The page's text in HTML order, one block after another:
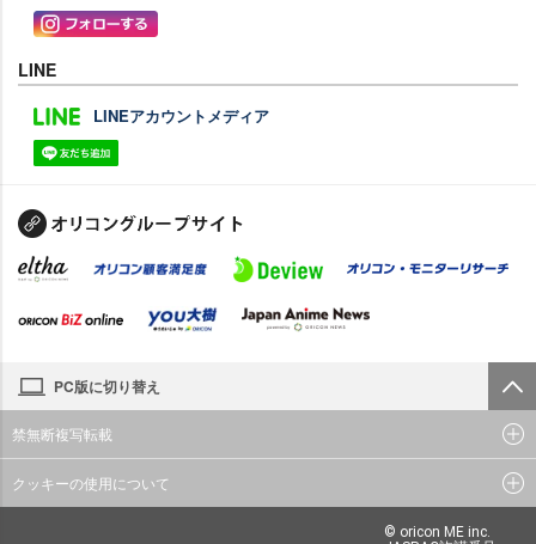
LINE
LINEアカウントメディア
PC版に切り替え
禁無断複写転載
クッキーの使用について
© oricon ME inc.